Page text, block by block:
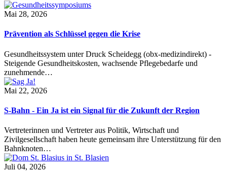
Mai 28, 2026
Prävention als Schlüssel gegen die Krise
Gesundheitssystem unter Druck Scheidegg (obx-medizindirekt) -
Steigende Gesundheitskosten, wachsende Pflegebedarfe und
zunehmende…
Mai 22, 2026
S-Bahn - Ein Ja ist ein Signal für die Zukunft der Region
Vertreterinnen und Vertreter aus Politik, Wirtschaft und
Zivilgesellschaft haben heute gemeinsam ihre Unterstützung für den
Bahnknoten…
Juli 04, 2026